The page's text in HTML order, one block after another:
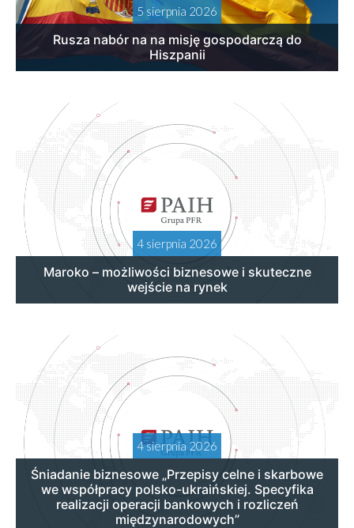
5 sierpnia 2026
Rusza nabór na na misję gospodarczą do
Hiszpanii
4 sierpnia 2026
Maroko – możliwości biznesowe i skuteczne
wejście na rynek
4 sierpnia 2026
Śniadanie biznesowe „Przepisy celne i skarbowe
we współpracy polsko-ukraińskiej. Specyfika
realizacji operacji bankowych i rozliczeń
międzynarodowych”